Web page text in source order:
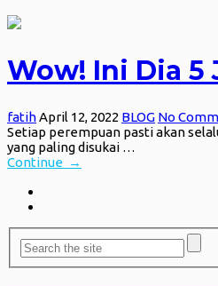
Wow! Ini Dia 5
fatihApril 12, 2022 BLOG No
Setiap perempuan pasti akan
yang paling disukai …
Continue →